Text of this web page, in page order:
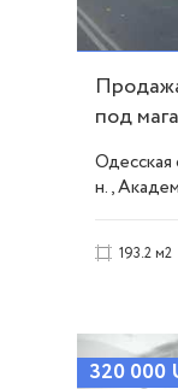
под
н.,
193.2 м2
320 000